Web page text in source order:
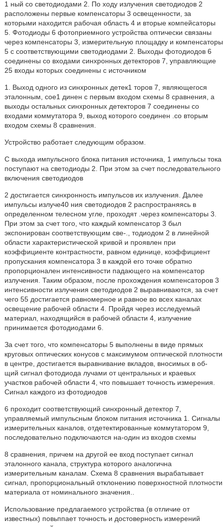
1 ный со светодиодами 2. По ходу излучения светодиодов 2
расположены первые компенсаторы 3 освещенности, за
которыми находится рабочая область 4 и вторые компейсаторы
5. Фотодиоды 6 фотоприемного устройства оптически связаны
через компенсаторы 3, измерительную площадку и компенсаторы
5 с соответствующими светодиодами 2. Выходы фотодиодов 6
соединены со входами синхронных детекторов 7, управляющие
25 входы которых соединены с источником
1. Выход одного из синхронных детек1 торов 7, являющегося
эталонным, сое1 динен с первым входом схемы 8 сравнения, а
выходы остальных синхронных детекторов 7 соединены со
входами коммутатора 9, выход которого соединен .со вторым
входом схемы 8 сравнения.
Устройство работает следующим образом.
С выхода импульсного блока питания источника, 1 импульсы тока
поступают на светодиоды 2. При этом за счет последовательного
включения светодиодов
2 достигается синхронность импульсов их излучения. Далее
импульсы излуче40 ния светодиодов 2 распространяясь в
определенном телесном угле, проходят .через компенсаторы 3.
При этом за счет того, что каждый компенсатор 3 был
экспонирован соответствующим све-., тодиодом 2 в линейной
области характеристической кривой и проявлен при
коэффициенте контрастности, равном единице, коэффициент
пропускания компенсатора 3 в каждой его точке обратно
пропорционален интенсивности падающего на компенсатор
излучения. Таким образом, после прохождения компенсаторов 3
интенсивности излучения светодиодов 2 выравниваются, за счет
чего 55 достигается равномерное и равное во всех каналах
освещение рабочей области 4. Пройдя через исследуемый
материал, находящийся в рабочей области 4, излучение
принимается фотодиодами 6.
За счет того, что компенсаторы 5 выполнены в виде прямых
круговых оптических конусов с максимумом оптической плотности
в центре, достигается выравнивание вкладов, вносимых в об-
щий сигнал фотодиода лучами от центральных и краевых
участков рабочей области 4, что повышает точность измерения.
Сигнал каждого из фотодиодов
6 проходит соответствующий синхронный детектор 7,
управляемый импульсным блоком питания источника 1. Сигналы
измерительных каналов, отдетектированные коммутатором 9,
последовательно подключаются на-один из входов схемы
8 сравнения, причем на другой ее вход поступает сигнал
эталонного канала, структура которого аналогична
измерительным каналам. Схема 8 сравнения вырабатывает
сигнал, пропорциональный отклонению поверхностной плотности
материала от номинального значения..
Использование предлагаемого устройства (в отличие от
известных) повьппает точность и достоверность измерений